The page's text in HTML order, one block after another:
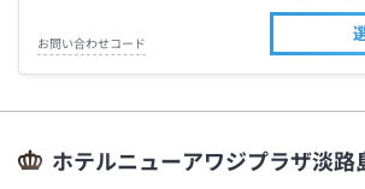
お問い合わせコード
ホテルニューアワジプラザ淡路